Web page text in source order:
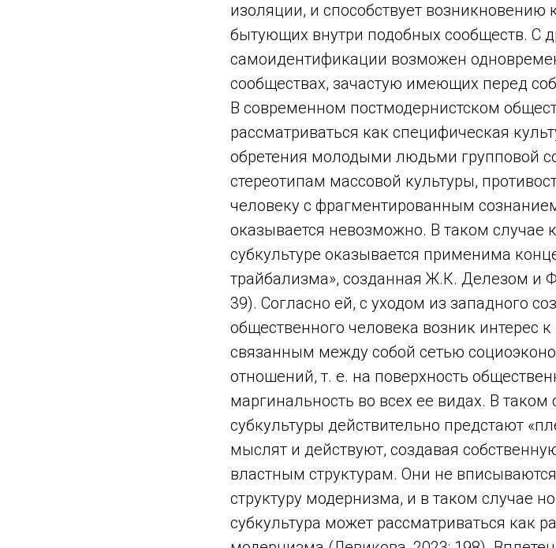
изоляции, и способствует возникновению
бытующих внутри подобных сообществ. С
самоидентификации возможен
сообществах, зачастую имеющих перед
В современном постмодернистском
рассматриваться как специфическая
обретения молодыми людьми групповой
стереотипам массовой культуры,
человеку с фрагментированным
оказывается невозможно. В таком
субкультуре оказывается применима
трайбализма», созданная Ж.К. Делезом и
39). Согласно ей, с уходом из западного
общественного человека возник
связанным между собой сетью
отношений, т. е. на поверхность
маргинальность во всех ее видах. В
субкультуры действительно предстают
мыслят и действуют, создавая
властным структурам. Они не
структуру модернизма, и в таком случае
субкультура может рассматриваться как